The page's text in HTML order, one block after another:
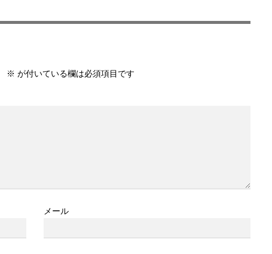
※ が付いている欄は必須項目です
メール